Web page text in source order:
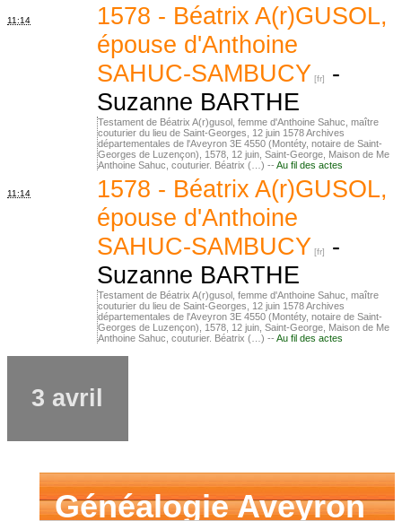
11:14
1578 - Béatrix A(r)GUSOL,
épouse d'Anthoine
SAHUC-SAMBUCY
-
Suzanne BARTHE
Testament de Béatrix A(r)gusol, femme d'Anthoine Sahuc, maître
couturier du lieu de Saint-Georges, 12 juin 1578 Archives
départementales de l'Aveyron 3E 4550 (Montéty, notaire de Saint-
Georges de Luzençon), 1578, 12 juin, Saint-George, Maison de Me
Anthoine Sahuc, couturier. Béatrix (…) -- Au fil des actes
11:14
1578 - Béatrix A(r)GUSOL,
épouse d'Anthoine
SAHUC-SAMBUCY
-
Suzanne BARTHE
Testament de Béatrix A(r)gusol, femme d'Anthoine Sahuc, maître
couturier du lieu de Saint-Georges, 12 juin 1578 Archives
départementales de l'Aveyron 3E 4550 (Montéty, notaire de Saint-
Georges de Luzençon), 1578, 12 juin, Saint-George, Maison de Me
Anthoine Sahuc, couturier. Béatrix (…) -- Au fil des actes
3 avril
Généalogie Aveyron